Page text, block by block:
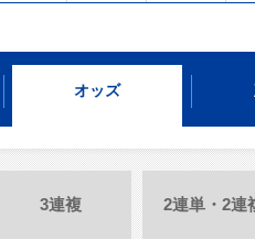
オッズ
3連複 2連単・2連